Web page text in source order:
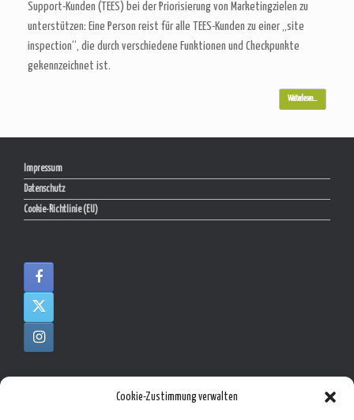
Cookie-Zustimmung verwalten
Support-Kunden (TEES) bei der Priorisierung von Marketingzielen zu
unterstützen: Eine Person reist für alle TEES-Kunden zu einer „site
inspection“, die durch verschiedene Funktionen und Checkpunkte
gekennzeichnet ist.
Weiterlesen…
Impressum
Datenschutz
Cookie-Richtlinie (EU)
Moritz Messeorganisation